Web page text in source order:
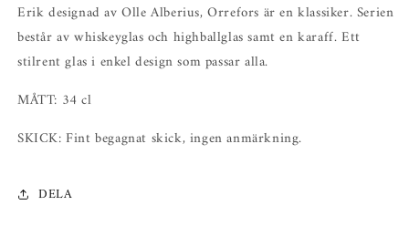
Erik designad av Olle Alberius, Orrefors är en klassiker. Serien
består av whiskeyglas och highballglas samt en karaff. Ett
stilrent glas i enkel design som passar alla.
MÅTT: 34 cl
SKICK: Fint begagnat skick, ingen anmärkning.
DELA